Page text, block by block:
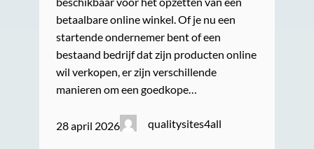
betaalbare online winkel. Of je nu een
startende ondernemer bent of een
bestaand bedrijf dat zijn producten online
wil verkopen, er zijn verschillende
manieren om een goedkope…
28 april 2026 qualitysites4all